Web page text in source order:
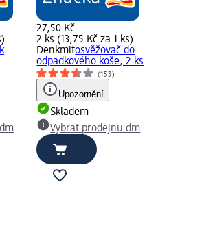
27,50 Kč
2 ks (13,75 Kč za 1 ks)
Denkmitosvěžovač do
odpadkového koše, 2 ks
(153)
Upozornění
Skladem
Vybrat prodejnu dm